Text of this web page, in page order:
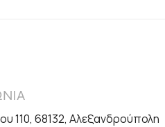
110, 68132, Αλεξανδρούπολη